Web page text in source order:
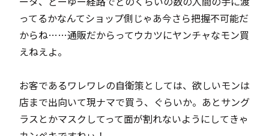
ってるかなんてショップ側じゃあ今さら把握不可能だ
からね……通販だからってウカツにヤンチャなモン買
えねえよ。
お客であるワレワレの自衛策としては、欲しいモンは
店まで出向いて現ナマで買う、ぐらいか。あとサング
ラスとかマスクしてって面が割れないようにしてきゃ